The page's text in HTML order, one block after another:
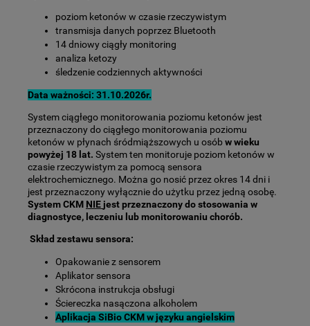
poziom ketonów w czasie rzeczywistym
transmisja danych poprzez Bluetooth
14 dniowy ciągły monitoring
analiza ketozy
śledzenie codziennych aktywności
Data ważności: 31.10.2026r.
System ciągłego monitorowania poziomu ketonów jest
przeznaczony do ciągłego monitorowania poziomu
ketonów w płynach śródmiąższowych u osóbw wieku
powyżej 18 lat. System ten monitoruje poziom ketonów w
czasie rzeczywistym za pomocą sensora
elektrochemicznego. Można go nosić przez okres 14 dni i
jest przeznaczony wyłącznie do użytku przez jedną osobę.
System CKM NIE jest przeznaczony do stosowania w
diagnostyce, leczeniu lub monitorowaniu chorób.
Skład zestawu sensora:
Opakowanie z sensorem
Aplikator sensora
Skrócona instrukcja obsługi
Ściereczka nasączona alkoholem
Aplikacja SiBio CKM w języku angielskim